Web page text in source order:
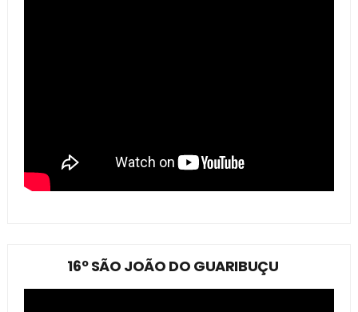
16º SÃO JOÃO DO GUARIBUÇU